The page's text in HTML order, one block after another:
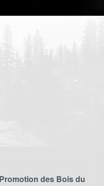
des Bois du